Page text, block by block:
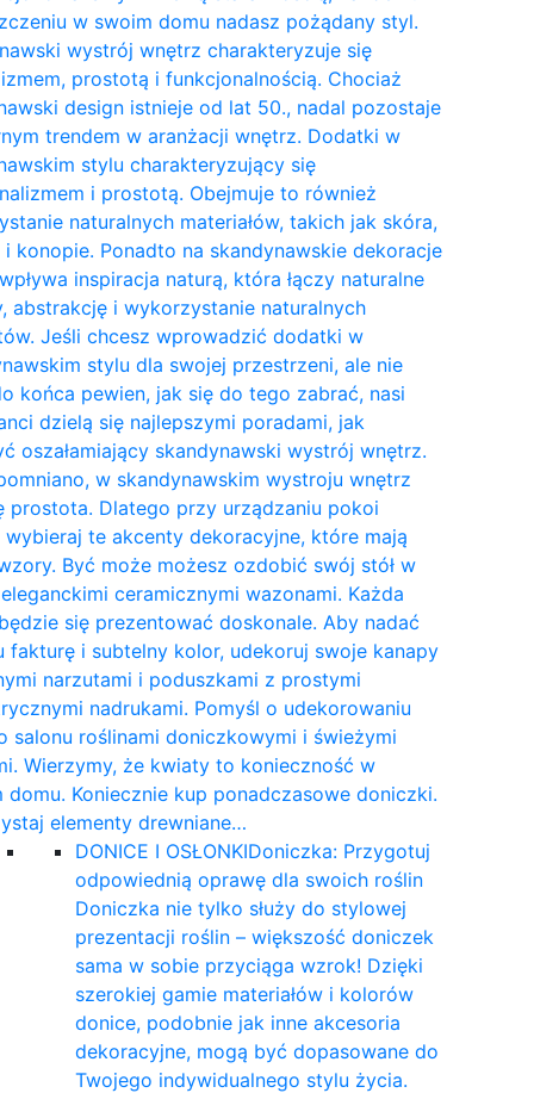
w swoim domu nadasz pożądany styl.
wystrój wnętrz charakteryzuje się
prostotą i funkcjonalnością. Chociaż
design istnieje od lat 50., nadal pozostaje
trendem w aranżacji wnętrz. Dodatki w
stylu charakteryzujący się
i prostotą. Obejmuje to również
naturalnych materiałów, takich jak skóra,
konopie. Ponadto na skandynawskie dekoracje
inspiracja naturą, która łączy naturalne
abstrakcję i wykorzystanie naturalnych
Jeśli chcesz wprowadzić dodatki w
stylu dla swojej przestrzeni, ale nie
końca pewien, jak się do tego zabrać, nasi
dzielą się najlepszymi poradami, jak
oszałamiający skandynawski wystrój wnętrz.
w skandynawskim wystroju wnętrz
prostota. Dlatego przy urządzaniu pokoi
wybieraj te akcenty dekoracyjne, które mają
Być może możesz ozdobić swój stół w
ceramicznymi wazonami. Każda
się prezentować doskonale. Aby nadać
fakturę i subtelny kolor, udekoruj swoje kanapy
narzutami i poduszkami z prostymi
nadrukami. Pomyśl o udekorowaniu
salonu roślinami doniczkowymi i świeżymi
Wierzymy, że kwiaty to konieczność w
domu. Koniecznie kup ponadczasowe doniczki.
elementy drewniane…
DONICE I OSŁONKIDoniczka: Przygotuj
odpowiednią oprawę dla swoich roślin
Doniczka nie tylko służy do stylowej
prezentacji roślin – większość doniczek
sama w sobie przyciąga wzrok! Dzięki
szerokiej gamie materiałów i kolorów
donice, podobnie jak inne akcesoria
dekoracyjne, mogą być dopasowane do
Twojego indywidualnego stylu życia.